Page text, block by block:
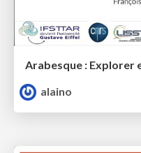
alaino